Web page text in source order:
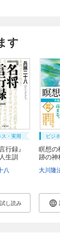
す
ス・実用
行録』
生訓
八
試し読み
ビジ
瞑想
跡の
大川隆